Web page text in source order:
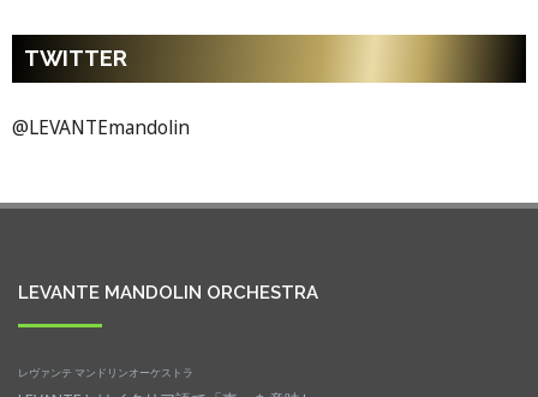
/
E
R
c
f
r
TWITTER
@LEVANTEmandolin
LEVANTE MANDOLIN ORCHESTRA
レヴァンテ マンドリンオーケストラ